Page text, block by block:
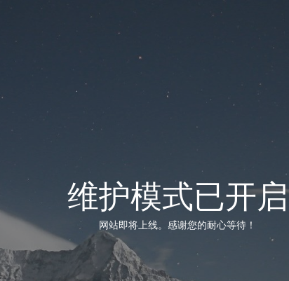
维护模式已开启
网站即将上线。感谢您的耐心等待！